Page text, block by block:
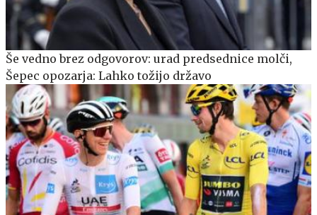
Še vedno brez odgovorov: urad predsednice molči,
Šepec opozarja: Lahko tožijo državo